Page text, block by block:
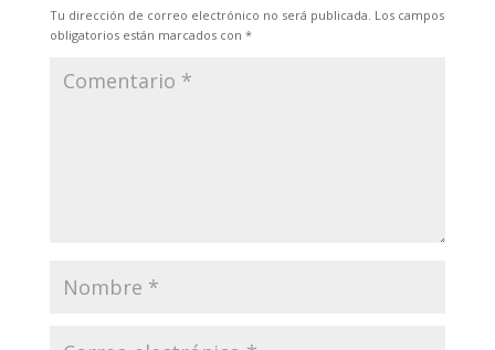
Tu dirección de correo electrónico no será publicada. Los campos
obligatorios están marcados con *